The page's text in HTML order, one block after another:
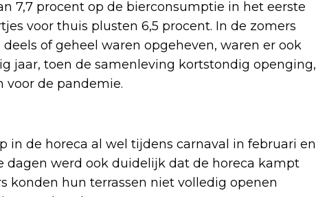
7,7 procent op de bierconsumptie in het eerste
voor thuis plusten 6,5 procent. In de zomers
of geheel waren opgeheven, waren er ook
jaar, toen de samenleving kortstondig openging,
voor de pandemie.
in de horeca al wel tijdens carnaval in februari en
dagen werd ook duidelijk dat de horeca kampt
konden hun terrassen niet volledig openen